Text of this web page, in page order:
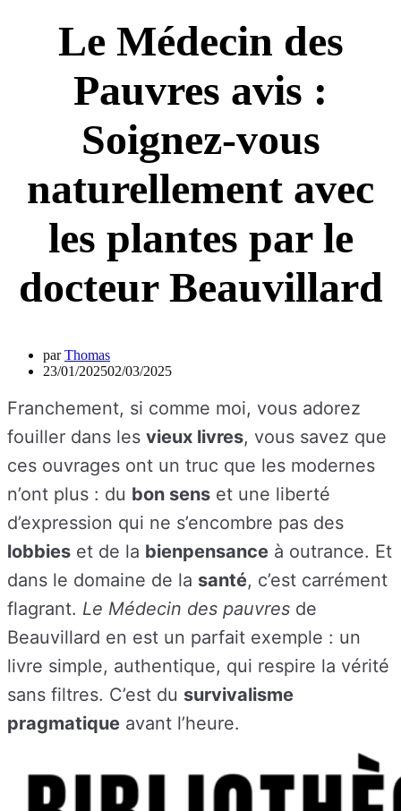
Le Médecin des
Pauvres avis :
Soignez-vous
naturellement avec
les plantes par le
docteur Beauvillard
parThomas
23/01/202502/03/2025
Franchement, si comme moi, vous adorez
fouiller dans les vieux livres, vous savez que
ces ouvrages ont un truc que les modernes
n’ont plus : du bon sens et une liberté
d’expression qui ne s’encombre pas des
lobbies et de la bienpensance à outrance. Et
dans le domaine de la santé, c’est carrément
flagrant. Le Médecin des pauvres de
Beauvillard en est un parfait exemple : un
livre simple, authentique, qui respire la vérité
sans filtres. C’est du survivalisme
pragmatique avant l’heure.